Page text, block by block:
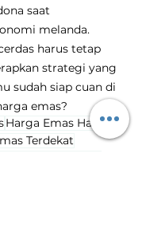
saat
melanda.
harus tetap
strategi yang
sudah siap cuan di
emas?
Harga Emas Hari Ini
Terdekat